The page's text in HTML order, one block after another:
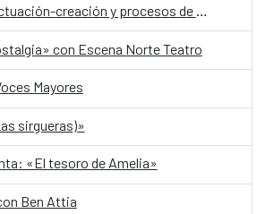
Masterclass: «Actuación-creación y procesos de dirección»
con Escena Norte Teatro
Mayores
sirgueras)»
«El tesoro de Amelia»
Ben Attia